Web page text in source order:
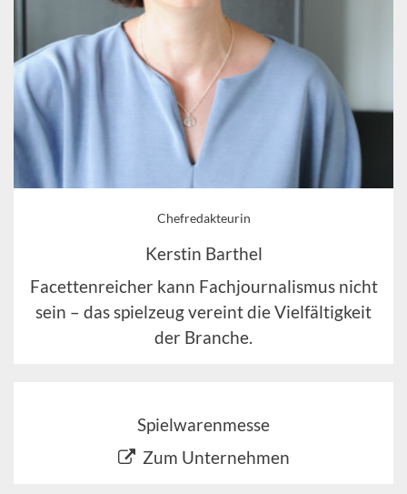
Chefredakteurin
Kerstin Barthel
Facettenreicher kann Fachjournalismus nicht
sein – das spielzeug vereint die Vielfältigkeit
der Branche.
Spielwarenmesse
Zum Unternehmen